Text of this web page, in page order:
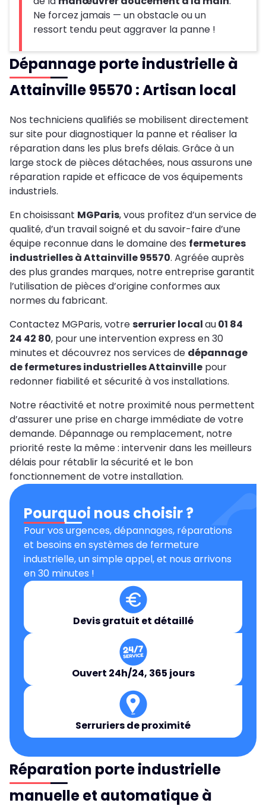
Ne forcez jamais — un obstacle ou un
ressort tendu peut aggraver la panne !
Dépannage porte industrielle à
Attainville 95570 : Artisan local
Nos techniciens qualifiés se mobilisent directement
sur site pour diagnostiquer la panne et réaliser la
réparation dans les plus brefs délais. Grâce à un
large stock de pièces détachées, nous assurons une
réparation rapide et efficace de vos équipements
industriels.
En choisissant MGParis, vous profitez d’un service de
qualité, d’un travail soigné et du savoir-faire d’une
équipe reconnue dans le domaine des fermetures
industrielles à Attainville 95570. Agréée auprès
des plus grandes marques, notre entreprise garantit
l’utilisation de pièces d’origine conformes aux
normes du fabricant.
Contactez MGParis, votreserrurier localau01 84
24 42 80, pour une intervention express en 30
minutes et découvrez nos services de dépannage
de fermetures industrielles Attainville pour
redonner fiabilité et sécurité à vos installations.
Notre réactivité et notre proximité nous permettent
d’assurer une prise en charge immédiate de votre
demande. Dépannage ou remplacement, notre
priorité reste la même : intervenir dans les meilleurs
délais pour rétablir la sécurité et le bon
fonctionnement de votre installation.
Pourquoi nous choisir ?
Pour vos urgences, dépannages, réparations
et besoins en systèmes de fermeture
industrielle, un simple appel, et nous arrivons
en 30 minutes !
Devis gratuit et détaillé
Ouvert 24h/24, 365 jours
Serruriers de proximité
Réparation porte industrielle
manuelle et automatique à